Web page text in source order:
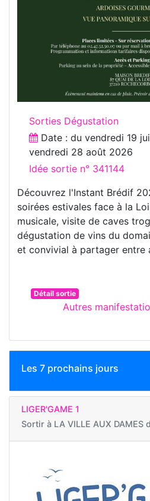
Sorties Dégustation
Date : du vendredi 19
vendredi 28 août 2026
Idée sortie n° 341144
Découvrez l'Instant Brédif
soirées estivales face à la
musicale, visite de caves
dégustation de vins du
et convivial à partager entre
Détail sortie
Autres
Les 7 prochains jours
LIGER'GAME 1
Sortir à LA VILLE AUX